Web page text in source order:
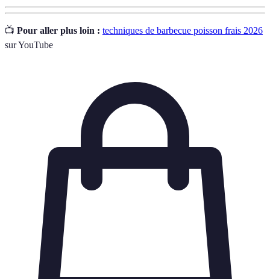
📺 Pour aller plus loin : techniques de barbecue poisson frais 2026
sur YouTube